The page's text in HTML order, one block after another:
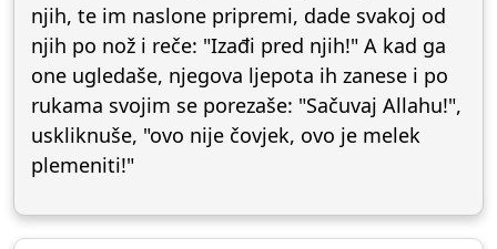
njih, te im naslone pripremi, dade svakoj od
njih po nož i reče: "Izađi pred njih!" A kad ga
one ugledaše, njegova ljepota ih zanese i po
rukama svojim se porezaše: "Sačuvaj Allahu!",
uskliknuše, "ovo nije čovjek, ovo je melek
plemeniti!"